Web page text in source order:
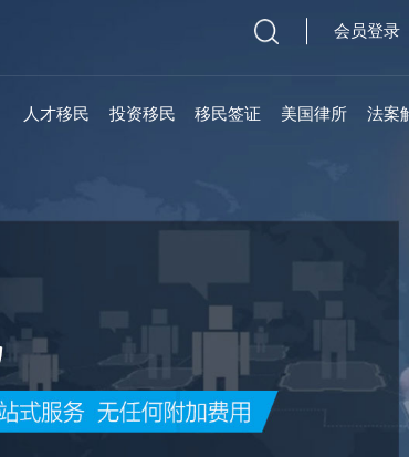
会员登录
人才移民 投资移民 移民签证 美国律所 法案